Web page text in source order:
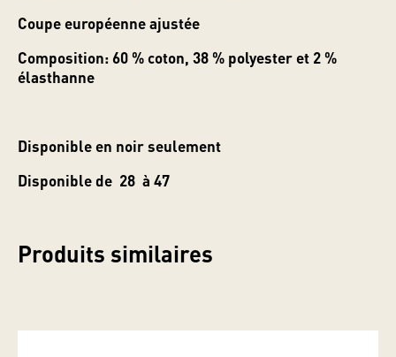
Coupe européenne ajustée
Composition: 60 % coton, 38 % polyester et 2 %
élasthanne
Disponible en noir seulement
Disponible de 28 à 47
Produits similaires